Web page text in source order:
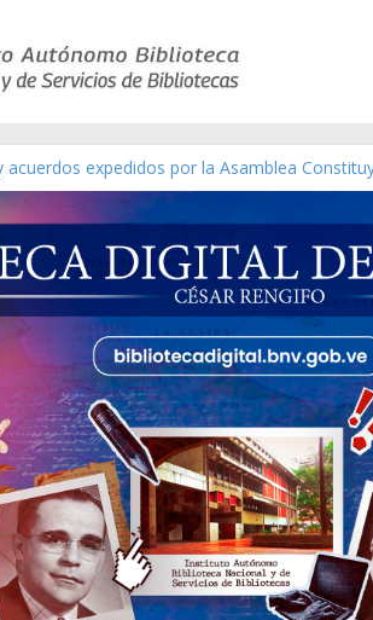
acuerdos expedidos por la Asamblea
gráfico]
[material gráfico]
de Venezuela año CXXXIII Mes V,
obras de Modesta Bor